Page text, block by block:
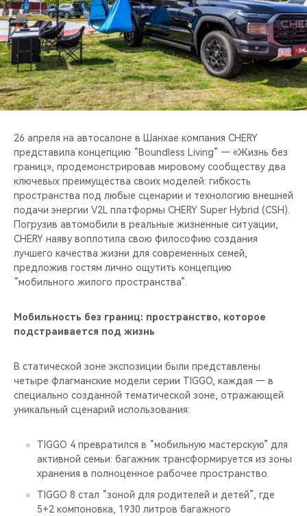
CHERY И СПОРТ
НАШИ МЕРОПРИЯТИЯ
ВИДЕООБЗОРЫ
CHERY ДЛЯ ДЕТЕЙ
26 апреля на автосалоне в Шанхае компания CHERY
представила концепцию “Boundless Living” — «Жизнь без
границ», продемонстрировав мировому сообществу два
ключевых преимущества своих моделей: гибкость
пространства под любые сценарии и технологию внешней
подачи энергии V2L платформы CHERY Super Hybrid (CSH).
Погрузив автомобили в реальные жизненные ситуации,
CHERY наяву воплотила свою философию создания
лучшего качества жизни для современных семей,
предложив гостям лично ощутить концепцию
“мобильного жилого пространства”.
Мобильность без границ: пространство, которое
подстраивается под жизнь
В статической зоне экспозиции были представлены
четыре флагманские модели серии TIGGO, каждая — в
специально созданной тематической зоне, отражающей
уникальный сценарий использования:
TIGGO 4 превратился в “мобильную мастерскую” для
активной семьи: багажник трансформируется из зоны
хранения в полноценное рабочее пространство.
TIGGO 8 стал “зоной для родителей и детей”, где
5+2 компоновка, 1930 литров багажного